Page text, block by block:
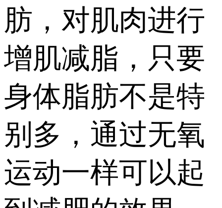
肪，对肌肉进行
增肌减脂，只要
身体脂肪不是特
别多，通过无氧
运动一样可以起